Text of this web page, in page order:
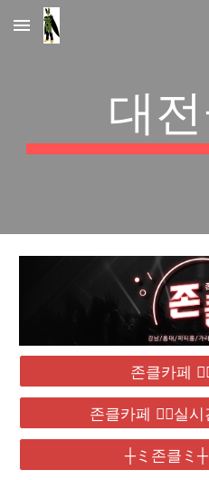
Skip to main content
대
존클카페
존클카페 ❤️‍🔥실
┼ミ존클ミ